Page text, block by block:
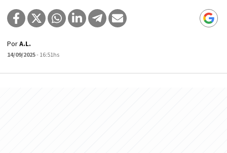
PorA.L.
14/09/2025- 16:51hs